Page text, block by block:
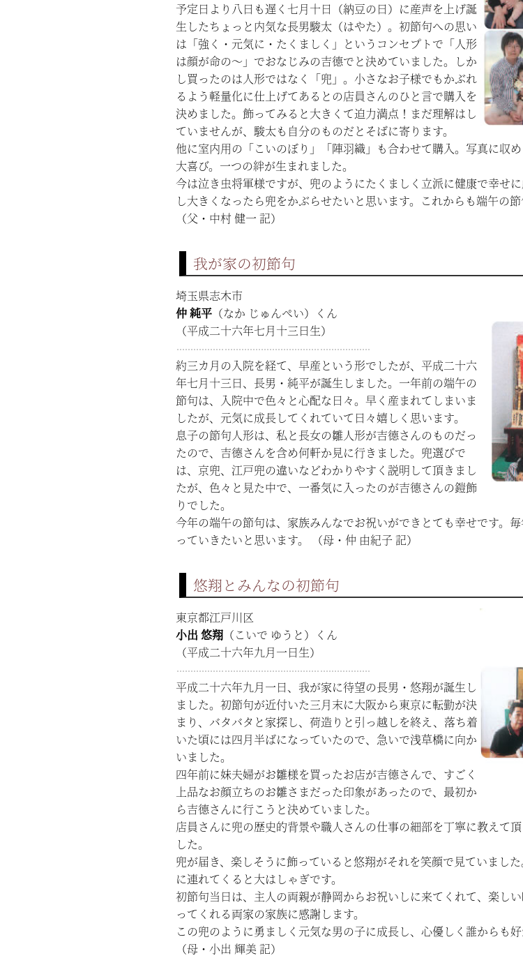
予定日より八日も遅く七月十日（納豆の日）に産声を上げ誕
生したちょっと内気な長男駿太（はやた）。初節句への思い
は「強く・元気に・たくましく」というコンセプトで「人形
は顔が命の〜」でおなじみの吉德でと決めていました。しか
し買ったのは人形ではなく「兜」。小さなお子様でもかぶれ
るよう軽量化に仕上げてあるとの店員さんのひと言で購入を
決めました。飾ってみると大きくて迫力満点！まだ理解はし
ていませんが、駿太も自分のものだとそばに寄ります。
他に室内用の「こいのぼり」「陣羽織」も合わせて購入。写真に収
大喜び。一つの絆が生まれました。
今は泣き虫将軍様ですが、兜のようにたくましく立派に健康で幸せ
し大きくなったら兜をかぶらせたいと思います。これからも端午の
（父・中村 健一 記）
我が家の初節句
埼玉県志木市
仲 純平 （なか じゅんぺい）くん
（平成二十六年七月十三日生）
約三カ月の入院を経て、早産という形でしたが、平成二十六
年七月十三日、長男・純平が誕生しました。一年前の端午の
節句は、入院中で色々と心配な日々。早く産まれてしまいま
したが、元気に成長してくれていて日々嬉しく思います。
息子の節句人形は、私と長女の雛人形が吉德さんのものだっ
たので、吉德さんを含め何軒か見に行きました。兜選びで
は、京兜、江戸兜の違いなどわかりやすく説明して頂きまし
たが、色々と見た中で、一番気に入ったのが吉德さんの鎧飾
りでした。
今年の端午の節句は、家族みんなでお祝いができとても幸せです。
っていきたいと思います。 （母・仲 由紀子 記）
悠翔とみんなの初節句
東京都江戸川区
小出 悠翔 （こいで ゆうと）くん
（平成二十六年九月一日生）
平成二十六年九月一日、我が家に待望の長男・悠翔が誕生し
ました。初節句が近付いた三月末に大阪から東京に転勤が決
まり、バタバタと家探し、荷造りと引っ越しを終え、落ち着
いた頃には四月半ばになっていたので、急いで浅草橋に向か
いました。
四年前に妹夫婦がお雛様を買ったお店が吉德さんで、すごく
上品なお顔立ちのお雛さまだった印象があったので、最初か
ら吉德さんに行こうと決めていました。
店員さんに兜の歴史的背景や職人さんの仕事の細部を丁寧に教えて
した。
兜が届き、楽しそうに飾っていると悠翔がそれを笑顔で見ていまし
に連れてくると大はしゃぎです。
初節句当日は、主人の両親が静岡からお祝いしに来てくれて、楽し
ってくれる両家の家族に感謝します。
この兜のように勇ましく元気な男の子に成長し、心優しく誰からも
（母・小出 輝美 記）